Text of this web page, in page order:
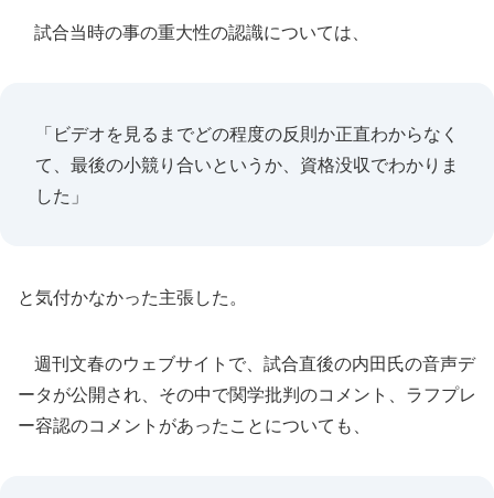
試合当時の事の重大性の認識については、
「ビデオを見るまでどの程度の反則か正直わからなく
て、最後の小競り合いというか、資格没収でわかりま
した」
と気付かなかった主張した。
週刊文春のウェブサイトで、試合直後の内田氏の音声デ
ータが公開され、その中で関学批判のコメント、ラフプレ
ー容認のコメントがあったことについても、